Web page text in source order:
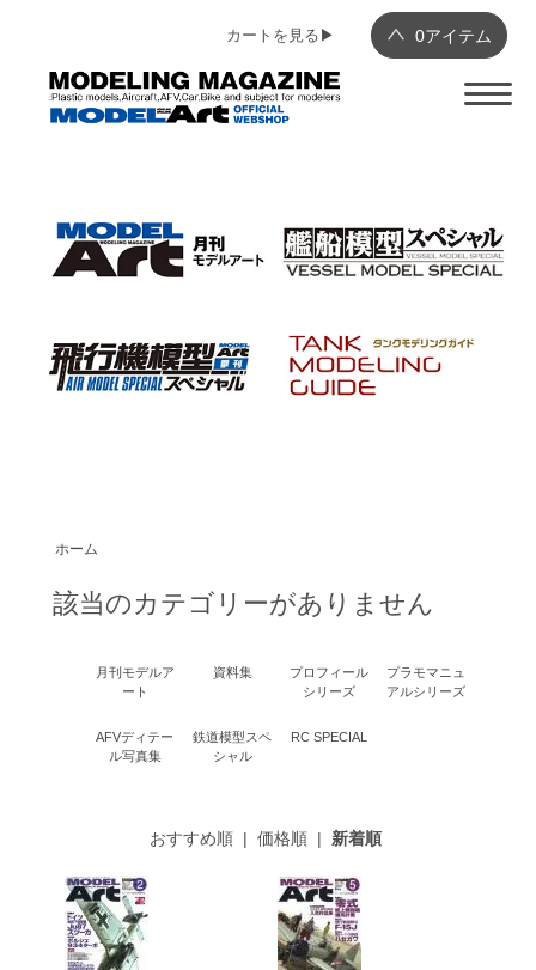
0アイテム
カートを見る▶︎
ホーム
該当のカテゴリーがありません
月刊モデルア
ート
資料集
プロフィール
シリーズ
プラモマニュ
アルシリーズ
AFVディテー
ル写真集
鉄道模型スペ
シャル
RC SPECIAL
おすすめ順 |価格順 | 新着順